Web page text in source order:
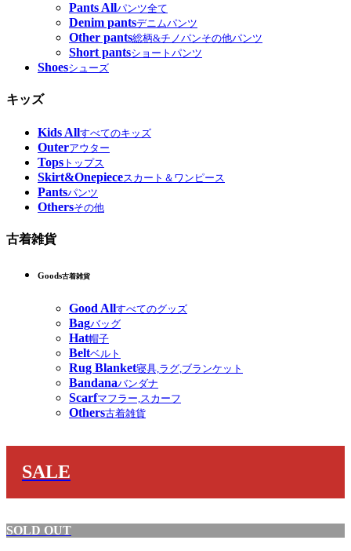
Pants Allパンツ全て
Denim pantsデニムパンツ
Other pants総柄&チノパンその他パンツ
Short pantsショートパンツ
Shoesシューズ
キッズ
Kids Allすべてのキッズ
Outerアウター
Tops トップス
Skirt&Onepieceスカート＆ワンピース
Pantsパンツ
Othersその他
古着雑貨
Goods古着雑貨
Good Allすべてのグッズ
Bagバッグ
Hat帽子
Beltベルト
Rug Blanket寝具,ラグ,ブランケット
Bandanaバンダナ
Scarfマフラー,スカーフ
Others古着雑貨
SALE
SOLD OUT